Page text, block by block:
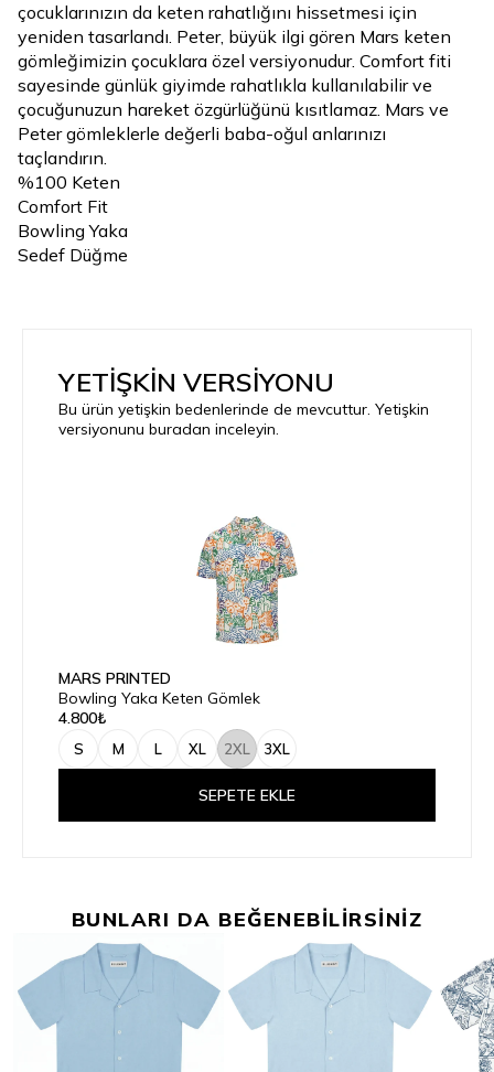
çocuklarınızın da keten rahatlığını hissetmesi için
yeniden tasarlandı. Peter, büyük ilgi gören Mars keten
gömleğimizin çocuklara özel versiyonudur. Comfort fiti
sayesinde günlük giyimde rahatlıkla kullanılabilir ve
çocuğunuzun hareket özgürlüğünü kısıtlamaz. Mars ve
Peter gömleklerle değerli baba-oğul anlarınızı
taçlandırın.
%100 Keten
Comfort Fit
Bowling Yaka
Sedef Düğme
YETİŞKİN VERSİYONU
Bu ürün yetişkin bedenlerinde de mevcuttur. Yetişkin
versiyonunu buradan inceleyin.
MARS PRINTED
Bowling Yaka Keten Gömlek
4.800₺
S M L XL 2XL 3XL
SEPETE EKLE
BUNLARI DA BEĞENEBİLİRSİNİZ